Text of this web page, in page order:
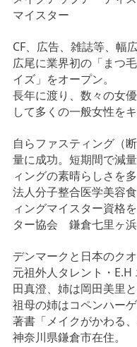
マイスター
CF、広告、雑誌等、幅
広尾に業界初の「まつ
イズ」をオープン。
長年に渡り、数々の女
して多くの一般女性を
自らファスティング（
量に成功。短期間で減
ィングの素晴らしさを
法人分子整合医学美容
ィングマイスター資格
ター協会 鎌倉七里ヶ浜
デンマークと日本のクオ
元祖外人タレント・
田真澄、姉は岡田美里
祖母の姉はコペンハー
著書「メイクがかわる
神奈川県鎌倉市在住。